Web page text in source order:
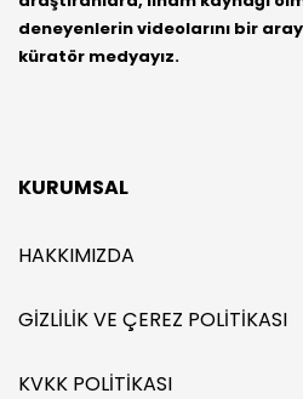
deneyenlerin videolarını bir
küratör medyayız.
KURUMSAL
HAKKIMIZDA
GIZLILIK VE ÇEREZ POLITIKASI
KVKK POLITIKASI